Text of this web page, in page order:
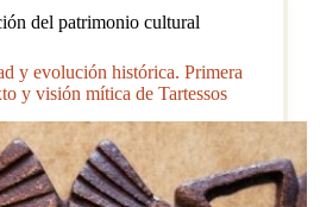
Segunda
organización,
influencia
y
desaparición
de
Tartessos
del patrimonio cultural
y evolución histórica. Primera
y visión mítica de Tartessos